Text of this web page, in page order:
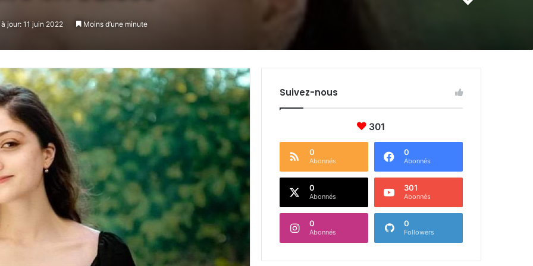
jour: 11 juin 2022 Moins d’une minute
Suivez-nous
301
0
Abonnés
0
Abonnés
0
Abonnés
301
Abonnés
0
Abonnés
0
Followers